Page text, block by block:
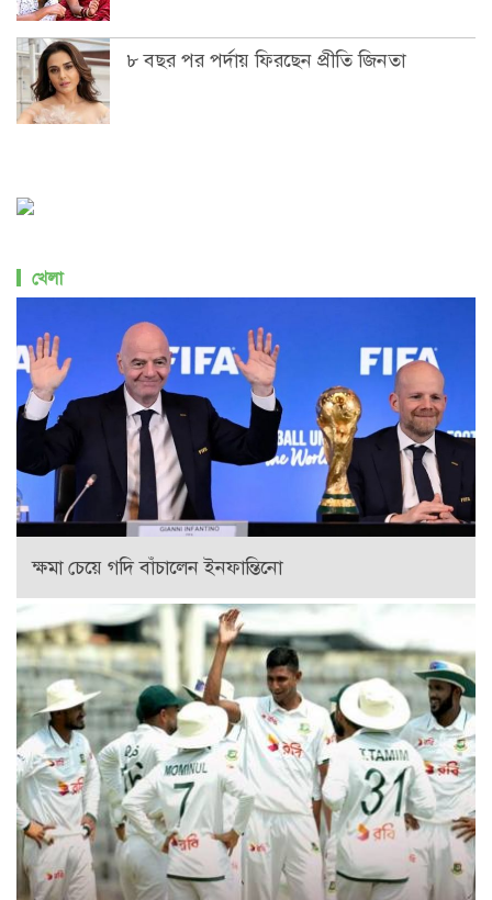
৮ বছর পর পর্দায় ফিরছেন প্রীতি জিনতা
খেলা
ক্ষমা চেয়ে গদি বাঁচালেন ইনফান্তিনো